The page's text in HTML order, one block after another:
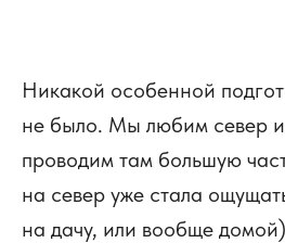
Никакой особенной
не было. Мы любим cевер
проводим там большую
на cевер уже стала
на дачу, или вообще